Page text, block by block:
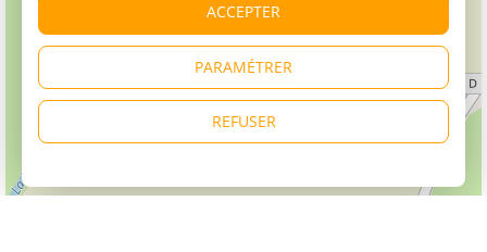
ACCEPTER
PARAMÉTRER
REFUSER